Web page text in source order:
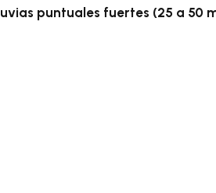
puntuales fuertes (25 a 50